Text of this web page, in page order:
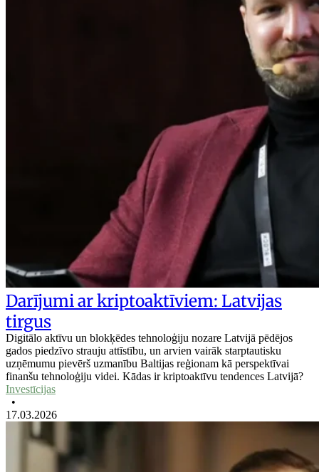
Darījumi ar kriptoaktīviem: Latvijas
tirgus
Digitālo aktīvu un blokķēdes tehnoloģiju nozare Latvijā pēdējos
gados piedzīvo strauju attīstību, un arvien vairāk starptautisku
uzņēmumu pievērš uzmanību Baltijas reģionam kā perspektīvai
finanšu tehnoloģiju videi. Kādas ir kriptoaktīvu tendences Latvijā?
Investīcijas
•
17.03.2026